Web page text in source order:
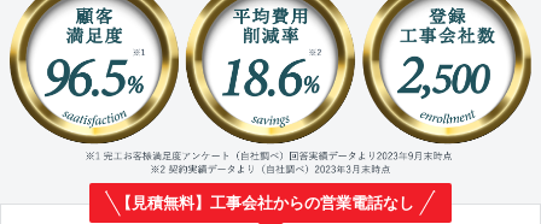
【見積無料】工事会社からの営業電話なし